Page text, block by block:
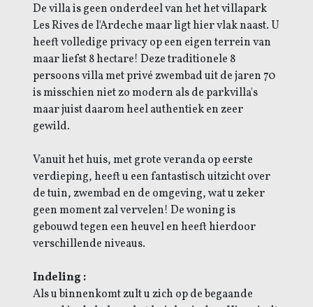
De villa is geen onderdeel van het het villapark
Les Rives de l'Ardeche maar ligt hier vlak naast. U
heeft volledige privacy op een eigen terrein van
maar liefst 8 hectare! Deze traditionele 8
persoons villa met privé zwembad uit de jaren 70
is misschien niet zo modern als de parkvilla's
maar juist daarom heel authentiek en zeer
gewild.
Vanuit het huis, met grote veranda op eerste
verdieping, heeft u een fantastisch uitzicht over
de tuin, zwembad en de omgeving, wat u zeker
geen moment zal vervelen! De woning is
gebouwd tegen een heuvel en heeft hierdoor
verschillende niveaus.
Indeling :
Als u binnenkomt zult u zich op de begaande